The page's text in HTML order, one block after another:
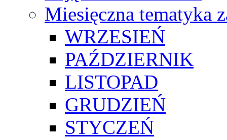
Miesięczna tematyka
WRZESIEŃ
PAŹDZIERNIK
LISTOPAD
GRUDZIEŃ
STYCZEŃ